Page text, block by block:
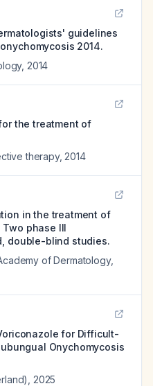
guidelines
2014.
, 2014
the treatment of
therapy, 2014
in the treatment of
phase III
double-blind studies.
of Dermatology,
for Difficult-
Onychomycosis
2025